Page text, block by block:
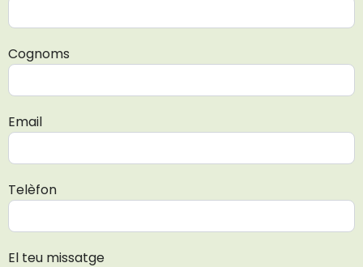
Cognoms
Email
Telèfon
El teu missatge